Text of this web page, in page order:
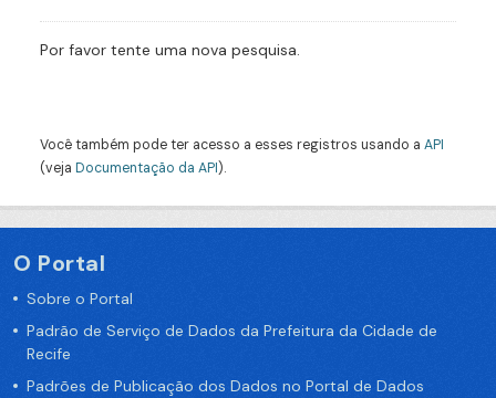
Por favor tente uma nova pesquisa.
Você também pode ter acesso a esses registros usando a API
(veja Documentação da API).
O Portal
Sobre o Portal
Padrão de Serviço de Dados da Prefeitura da Cidade de
Recife
Padrões de Publicação dos Dados no Portal de Dados